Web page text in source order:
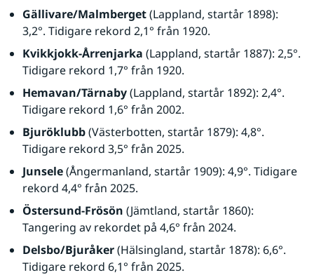
Gällivare/Malmberget (Lappland, startår 1898):
3,2°. Tidigare rekord 2,1° från 1920.
Kvikkjokk-Årrenjarka (Lappland, startår 1887): 2,5°.
Tidigare rekord 1,7° från 1920.
Hemavan/Tärnaby (Lappland, startår 1892): 2,4°.
Tidigare rekord 1,6° från 2002.
Bjuröklubb (Västerbotten, startår 1879): 4,8°.
Tidigare rekord 3,5° från 2025.
Junsele (Ångermanland, startår 1909): 4,9°. Tidigare
rekord 4,4° från 2025.
Östersund-Frösön (Jämtland, startår 1860):
Tangering av rekordet på 4,6° från 2024.
Delsbo/Bjuråker (Hälsingland, startår 1878): 6,6°.
Tidigare rekord 6,1° från 2025.